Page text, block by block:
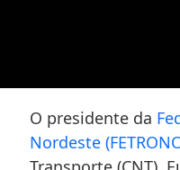
O presidente da
Nordeste